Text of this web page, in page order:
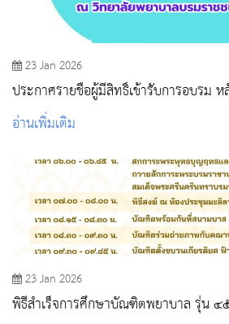
23 Jan 2026
ประกาศรายชื่อผู้มีสิทธิ์เข้ารับการอบรม
อ่านเพิ่มเติม
23 Jan 2026
พิธีสำเร็จการศึกษาบัณฑิตพยาบาล รุ่น ๔